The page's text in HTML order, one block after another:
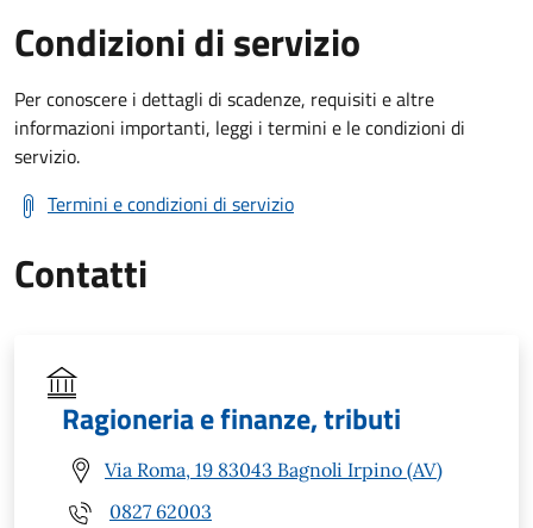
Condizioni di servizio
Per conoscere i dettagli di scadenze, requisiti e altre
informazioni importanti, leggi i termini e le condizioni di
servizio.
Termini e condizioni di servizio
Contatti
Ragioneria e finanze, tributi
Via Roma, 19 83043 Bagnoli Irpino (AV)
0827 62003